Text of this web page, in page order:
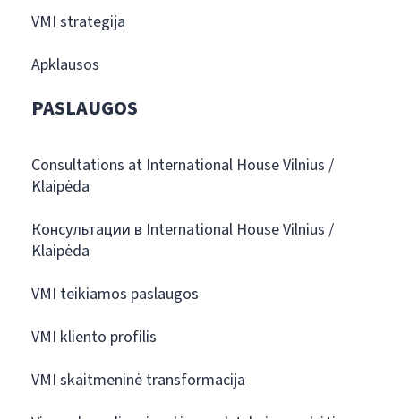
VMI strategija
Apklausos
PASLAUGOS
Consultations at International House Vilnius /
Klaipėda
Консультации в International House Vilnius /
Klaipėda
VMI teikiamos paslaugos
VMI kliento profilis
VMI skaitmeninė transformacija